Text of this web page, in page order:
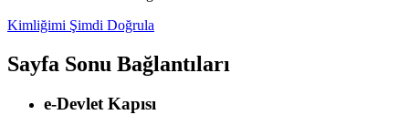
Kimliğimi Şimdi Doğrula
Sayfa Sonu Bağlantıları
e-Devlet Kapısı